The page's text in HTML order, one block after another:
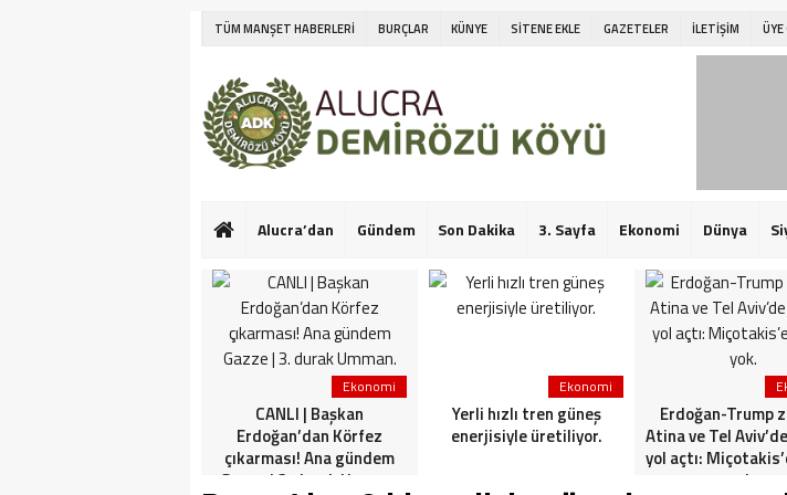
TÜM MANŞET HABERLERİ BURÇLAR KÜNYE SİTENE EKLE GAZETELER İLETİŞİM ÜYE
Alucra’dan Gündem Son Dakika 3. Sayfa Ekonomi Dünya
Ekonomi
CANLI | Başkan
Erdoğan’dan Körfez
çıkarması! Ana gündem
Gazze | 3. durak Umman.
Ekonomi
Yerli hızlı tren güneş
enerjisiyle üretiliyor.
Erdoğan-Trump
Atina ve Tel
yol açtı:
yok.